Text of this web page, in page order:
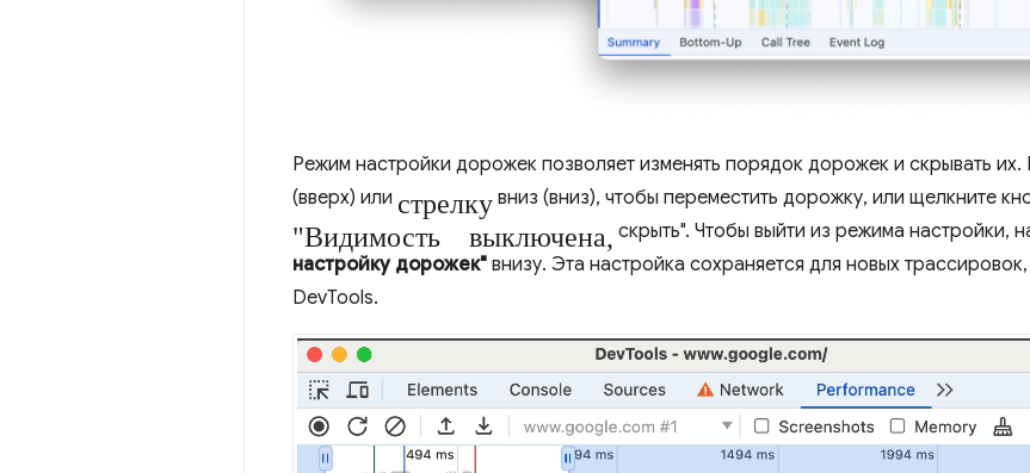
Режим настройки дорожек позволяет изменять порядок дорожек и скрывать
(вверх) или стрелку вниз (вниз), чтобы переместить дорожку, или щелкните
"Видимость выключена, скрыть". Чтобы выйти из режима настройки,
настройку дорожек" внизу. Эта настройка сохраняется для новых
DevTools.